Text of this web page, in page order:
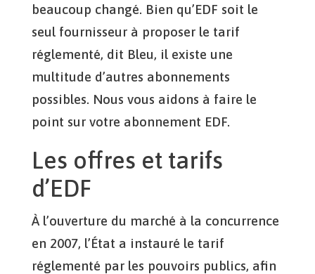
beaucoup changé. Bien qu’EDF soit le
seul fournisseur à proposer le tarif
réglementé, dit Bleu, il existe une
multitude d’autres abonnements
possibles. Nous vous aidons à faire le
point sur votre abonnement EDF.
Les offres et tarifs
d’EDF
À l’ouverture du marché à la concurrence
en 2007, l’État a instauré le tarif
réglementé par les pouvoirs publics, afin